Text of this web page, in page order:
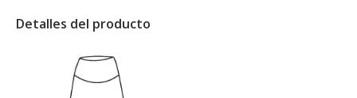
Detalles del producto